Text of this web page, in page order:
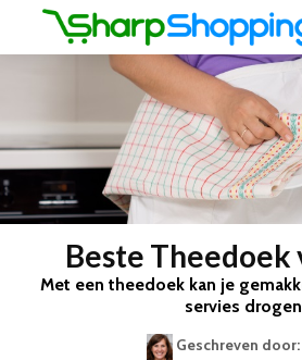
Beste Theedoek
Met een theedoek kan je
servies drogen
Geschreven